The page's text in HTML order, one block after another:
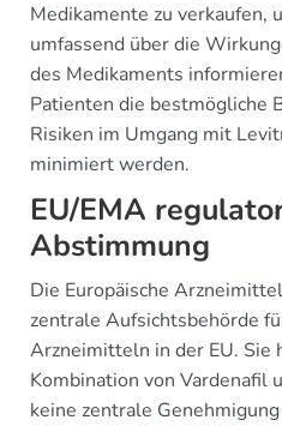
Medikamente zu verkaufen,
umfassend über die
des Medikaments
Patienten die bestmögliche
Risiken im Umgang mit
minimiert werden.
EU/EMA
Abstimmung
Die Europäische
zentrale Aufsichtsbehörde
Arzneimitteln in der EU. Sie
Kombination von Vardenafil
keine zentrale